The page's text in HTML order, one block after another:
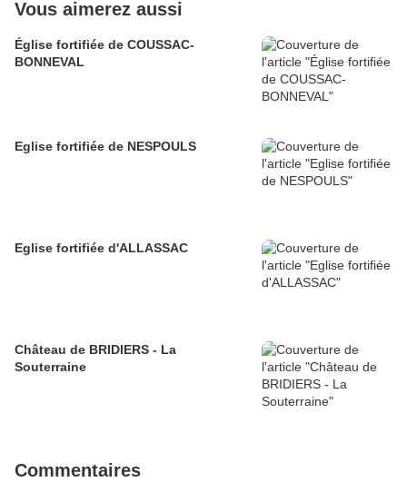
Vous aimerez aussi
Église fortifiée de COUSSAC-
BONNEVAL
Eglise fortifiée de NESPOULS
Eglise fortifiée d'ALLASSAC
Château de BRIDIERS - La
Souterraine
Commentaires